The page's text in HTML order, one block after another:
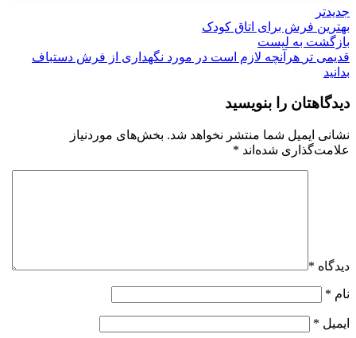
جدیدتر
بهترین فرش برای اتاق کودک
بازگشت به لیست
قدیمی تر هرآنچه لازم است در مورد نگهداری از فرش دستباف
بدانید
دیدگاهتان را بنویسید
نشانی ایمیل شما منتشر نخواهد شد. بخش‌های موردنیاز
علامت‌گذاری شده‌اند *
دیدگاه *
نام *
ایمیل *